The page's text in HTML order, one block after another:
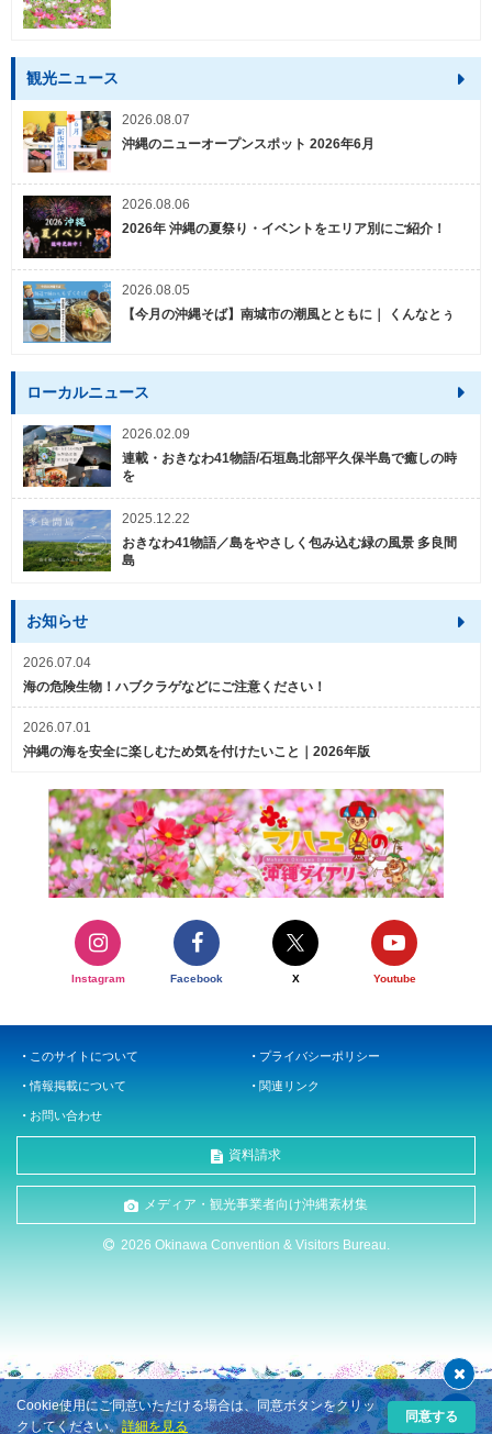
観光ニュース
2026.08.07
沖縄のニューオープンスポット 2026年6月
2026.08.06
2026年 沖縄の夏祭り・イベントをエリア別にご紹介！
2026.08.05
【今月の沖縄そば】南城市の潮風とともに｜ くんなとぅ
ローカルニュース
2026.02.09
連載・おきなわ41物語/石垣島北部平久保半島で癒しの時
を
2025.12.22
おきなわ41物語／島をやさしく包み込む緑の風景 多良間
島
お知らせ
2026.07.04
海の危険生物！ハブクラゲなどにご注意ください！
2026.07.01
沖縄の海を安全に楽しむため気を付けたいこと｜2026年版
Instagram Facebook X Youtube
このサイトについて プライバシーポリシー
情報掲載について 関連リンク
お問い合わせ
資料請求
メディア・観光事業者向け沖縄素材集
2026 Okinawa Convention & Visitors Bureau.
Cookie使用にご同意いただける場合は、同意ボタンをクリッ
クしてください。詳細を見る
同意する